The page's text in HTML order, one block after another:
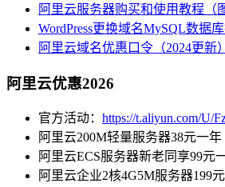
阿里云服务器购买和使用教程（
WordPress更换域名MySQL数据
阿里云域名优惠口令（2024更新）
阿里云优惠2026
官方活动： https://t.aliyun.com/U/
阿里云200M轻量服务器38元一年
阿里云ECS服务器新老同享99元
阿里云企业2核4G5M服务器199